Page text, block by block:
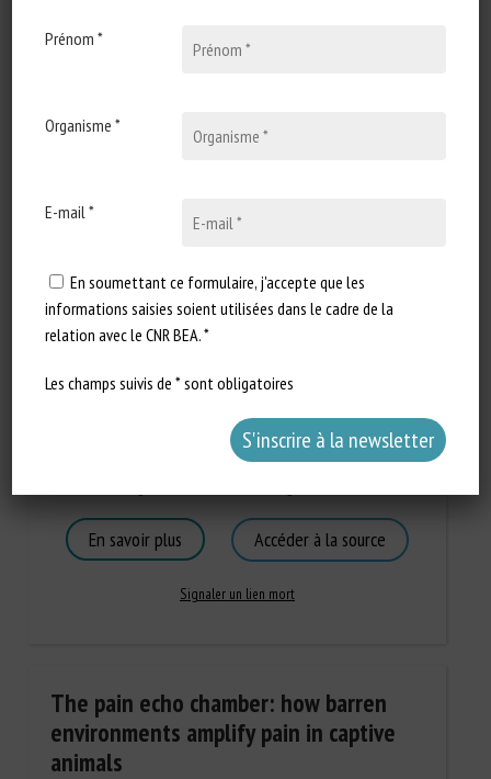
Mots-clés
Signaler un lien mort
lapins à l’épreuve du déconfinement
Antoine Doré, Floriane Derbez
Publié en 2024
Documents scientifiques
Revue scientifique / Synthèse
En savoir plus Accéder à la source
Signaler un lien mort
The pain echo chamber: how barren
environments amplify pain in captive
animals
Prénom *
Organisme *
E-mail *
En soumettant ce formulaire, j'accepte que les
informations saisies soient utilisées dans le cadre de la
relation avec le CNR BEA. *
Les champs suivis de * sont obligatoires